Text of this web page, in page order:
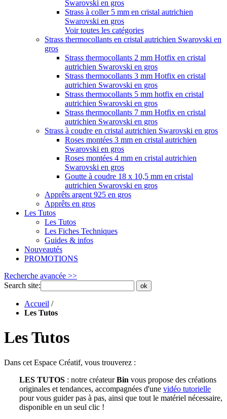
Swarovski en gros
Strass à coller 5 mm en cristal autrichien
Swarovski en gros
Voir toutes les catégories
Strass thermocollants en cristal autrichien Swarovski en
gros
Strass thermocollants 2 mm Hotfix en cristal
autrichien Swarovski en gros
Strass thermocollants 3 mm Hotfix en cristal
autrichien Swarovski en gros
Strass thermocollants 5 mm hotfix en cristal
autrichien Swarovski en gros
Strass thermocollants 7 mm Hotfix en cristal
autrichien Swarovski en gros
Strass à coudre en cristal autrichien Swarovski en gros
Roses montées 3 mm en cristal autrichien
Swarovski en gros
Roses montées 4 mm en cristal autrichien
Swarovski en gros
Goutte à coudre 18 x 10,5 mm en cristal
autrichien Swarovski en gros
Apprêts argent 925 en gros
Apprêts en gros
Les Tutos
Les Tutos
Les Fiches Techniques
Guides & infos
Nouveautés
PROMOTIONS
Recherche avancée >>
Search site:
ok
Accueil /
Les Tutos
Les Tutos
Dans cet Espace Créatif, vous trouverez :
LES TUTOS : notre créateurBin vous propose des créations
originales et tendances, accompagnées d'une vidéo tutorielle
pour vous guider pas à pas, ainsi que tout le matériel nécessaire,
disponible en un seul clic !